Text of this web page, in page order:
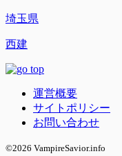
埼玉県
西建
運営概要
サイトポリシー
お問い合わせ
©2026 VampireSavior.info